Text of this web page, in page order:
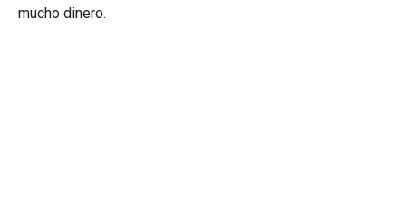
mucho dinero.